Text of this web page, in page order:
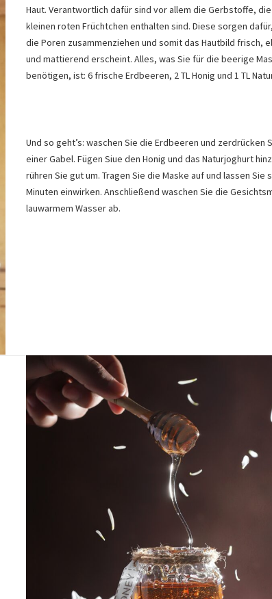
Haut. Verantwortlich dafür sind vor allem die Gerbstoffe,
kleinen roten Früchtchen enthalten sind. Diese sorgen
die Poren zusammenziehen und somit das Hautbild frisch,
und mattierend erscheint. Alles, was Sie für die beerige
benötigen, ist: 6 frische Erdbeeren, 2 TL Honig und 1 TL
Und so geht’s: waschen Sie die Erdbeeren und zerdrücken
einer Gabel. Fügen Siue den Honig und das Naturjoghurt
rühren Sie gut um. Tragen Sie die Maske auf und lassen Sie
Minuten einwirken. Anschließend waschen Sie die
lauwarmem Wasser ab.